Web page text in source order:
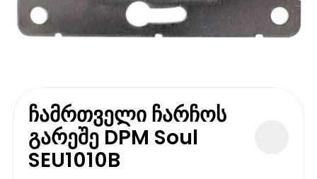
ჩამრთველი ჩარჩოს
გარეშე DPM Soul
SEU1010B